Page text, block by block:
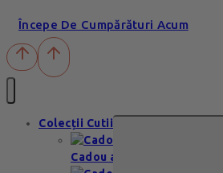
Începe De Cumpărături Acum
Colecții Cutii
Cadou aniversare